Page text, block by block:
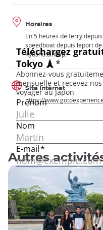
Horaires
En 5 heures de ferry
speedboat depuis leport de
Kyushu.&nbsp;
Site Internet
https://
Autres